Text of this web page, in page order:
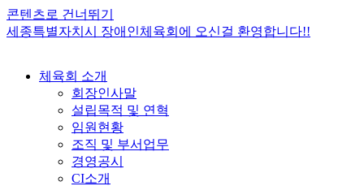
콘텐츠로 건너뛰기
세종특별자치시 장애인체육회에 오신걸 환영합니다!!
체육회 소개
회장인사말
설립목적 및 연혁
임원현황
조직 및 부서업무
경영공시
CI소개